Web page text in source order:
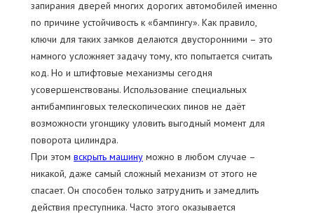
запирания дверей многих дорогих автомобилей именно
по причине устойчивость к «бампингу». Как правило,
ключи для таких замков делаются двусторонними – это
намного усложняет задачу тому, кто попытается считать
код. Но и штифтовые механизмы сегодня
усовершенствованы. Использование специальных
антибампинговых телескопических пинов не даёт
возможности угонщику уловить выгодный момент для
поворота цилиндра.
При этом вскрыть машину можно в любом случае –
никакой, даже самый сложный механизм от этого не
спасает. Он способен только затруднить и замедлить
действия преступника. Часто этого оказывается